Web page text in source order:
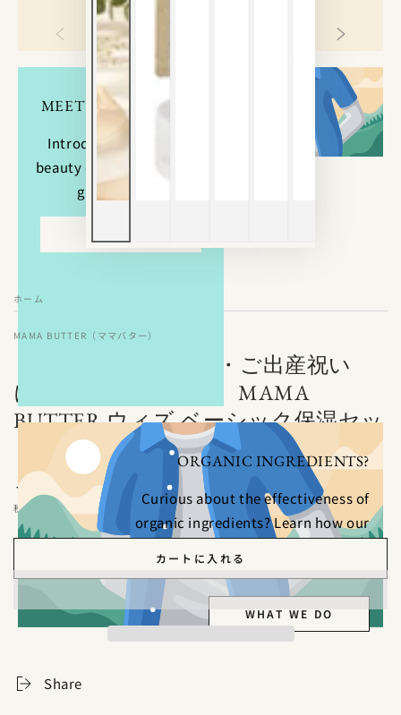
MEET OUR NEW BAE!
Introducing our latest
beauty cream for radiant,
glowing skin.
ORGANIC INGREDIENTS?
Curious about the effectiveness of
organic ingredients? Learn how our
WHAT WE DO
ホーム
MAMA BUTTER（ママバター）
【ギフトボックス付・ご出産祝い
に・ご家族で使える】MAMA
BUTTER ウィズ ベーシック保湿セッ
定
価
¥ 6,974
税込み。
カートに入れる
Share